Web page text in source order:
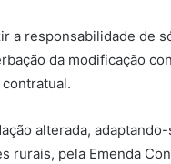
de
da modificação
alterada, adaptando-
rurais, pela Emenda